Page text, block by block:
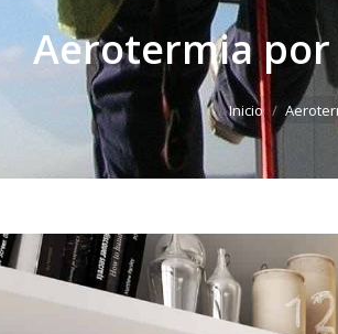
Aerotermia
Estás aquí:
Inicio